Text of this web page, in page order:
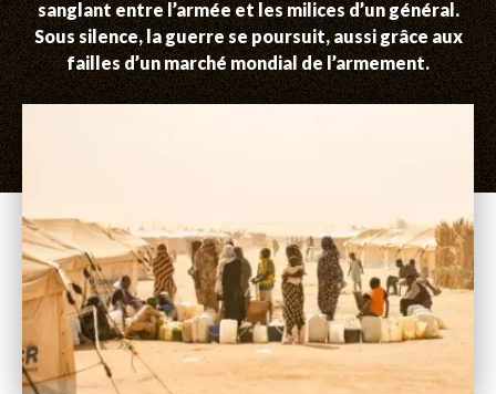
sanglant entre l’armée et les milices d’un général.
Sous silence, la guerre se poursuit, aussi grâce aux
failles d’un marché mondial de l’armement.